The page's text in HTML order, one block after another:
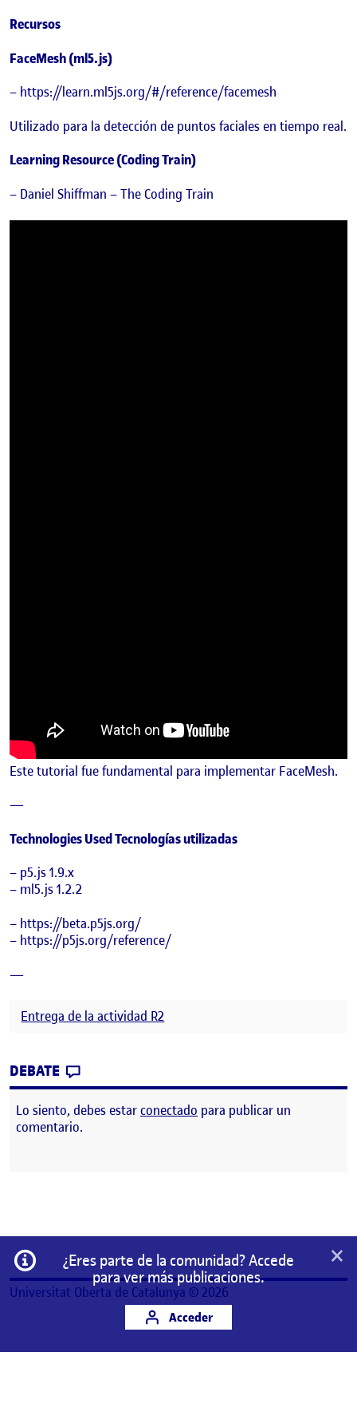
Recursos
FaceMesh (ml5.js)
– https://learn.ml5js.org/#/reference/facemesh
Utilizado para la detección de puntos faciales en tiempo real.
Learning Resource (Coding Train)
– Daniel Shiffman – The Coding Train
Este tutorial fue fundamental para implementar FaceMesh.
—
Technologies Used Tecnologías utilizadas
– p5.js 1.9.x
– ml5.js 1.2.2
– https://beta.p5js.org/
– https://p5js.org/reference/
—
Entrega de la actividad R2
DEBATE
Lo siento, debes estarconectado para publicar un
comentario.
Información
¿Eres parte de la comunidad? Accede
para ver más publicaciones.
Acceder
×
Universitat Oberta de Catalunya © 2026